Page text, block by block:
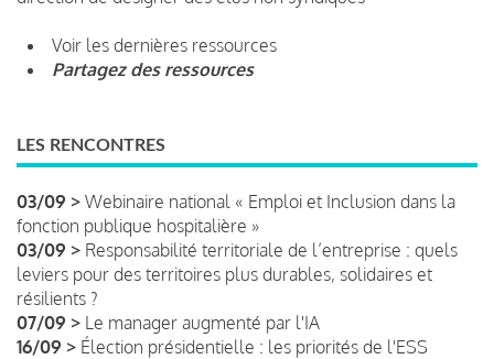
Voir les dernières ressources
Partagez des ressources
LES RENCONTRES
03/09 > Webinaire national « Emploi et Inclusion dans la
fonction publique hospitalière »
03/09 > Responsabilité territoriale de l’entreprise : quels
leviers pour des territoires plus durables, solidaires et
résilients ?
07/09 > Le manager augmenté par l'IA
16/09 > Élection présidentielle : les priorités de l'ESS